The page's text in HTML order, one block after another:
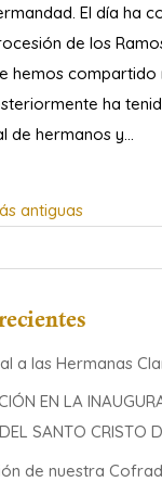
El día ha
de los
hemos compartido
ha
de hermanos y...
antiguas
a las Hermanas
EN LA
SANTO CRISTO
de nuestra